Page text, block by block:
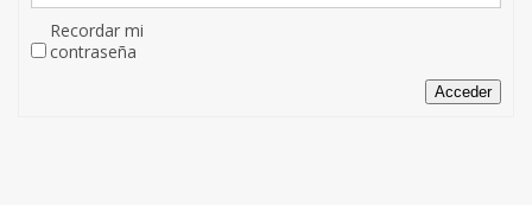
Recordar mi
contraseña
Acceder